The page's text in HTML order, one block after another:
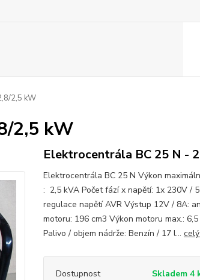
2,5 kW
2,5 kW
Elektrocentrála BC 25 N -
Elektrocentrála BC 25 N Výkon
: 2,5 kVA Počet fází x napětí: 1x 230V /
regulace napětí AVR Výstup 12V / 8A:
motoru: 196 cm3 Výkon motoru max.:
Palivo / objem nádrže: Benzín / 17 l...
Dostupnost
Skladem 4